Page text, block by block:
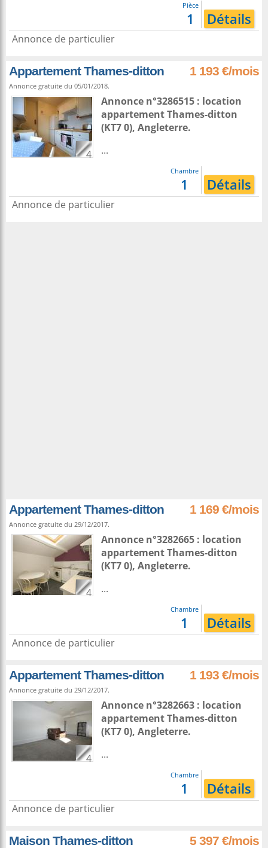
Pièce
1 Détails
Annonce de particulier
Appartement Thames-ditton 1 193 €/mois
Annonce gratuite du 05/01/2018.
4
Annonce n°3286515 : location
appartementThames-ditton
(KT7 0), Angleterre.
...
Chambre
1 Détails
Annonce de particulier
Appartement Thames-ditton 1 169 €/mois
Annonce gratuite du 29/12/2017.
4
Annonce n°3282665 : location
appartementThames-ditton
(KT7 0), Angleterre.
...
Chambre
1 Détails
Annonce de particulier
Appartement Thames-ditton 1 193 €/mois
Annonce gratuite du 29/12/2017.
4
Annonce n°3282663 : location
appartementThames-ditton
(KT7 0), Angleterre.
...
Chambre
1 Détails
Annonce de particulier
Maison Thames-ditton 5 397 €/mois